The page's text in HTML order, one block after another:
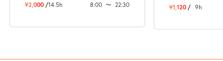
¥2,000 /14.5h 8:00 〜 22:30
¥1,120 / 9h